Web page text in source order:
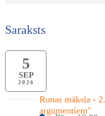
Saraksts
5
SEP
2026
Runas māksla -
argumentiem"